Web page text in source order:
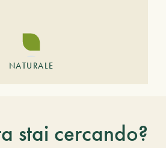
NATURALE
stai cercando?